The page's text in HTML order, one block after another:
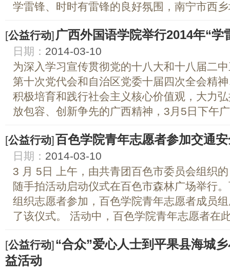
学雷锋、时时有雷锋的良好氛围，南宁市西
[公益行动] 广西外国语学院举行2014年“学
日期： 2014-03-10
为深入学习宣传贯彻党的十八大和十八届二
第十次党代会和自治区党委十届四次全会精
积极培育和践行社会主义核心价值观，大力
放包容、创新争先的广西精神，3月5日下午
[公益行动]百色学院青年志愿者参加交通
日期： 2014-03-10
3 月 5日 上午，由共青团百色市委员会组织
随手拍活动启动仪式在百色市森林广场举行
组织志愿者参加，百色学院青年志愿者成员
了该仪式。 活动中，百色学院青年志愿者在
[公益行动]“合众”爱心人士到平果县海城
益活动